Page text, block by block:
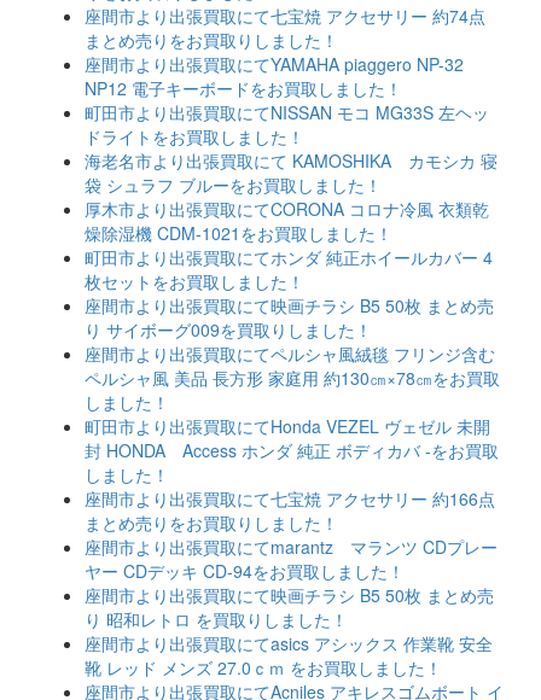
座間市より出張買取にて七宝焼 アクセサリー 約74点
まとめ売りをお買取りしました！
座間市より出張買取にてYAMAHA piaggero NP-32
NP12 電子キーボードをお買取しました！
町田市より出張買取にてNISSAN モコ MG33S 左ヘッ
ドライトをお買取しました！
海老名市より出張買取にて KAMOSHIKA カモシカ 寝
袋 シュラフ ブルーをお買取しました！
厚木市より出張買取にてCORONA コロナ冷風 衣類乾
燥除湿機 CDM-1021をお買取しました！
町田市より出張買取にてホンダ 純正ホイールカバー 4
枚セットをお買取しました！
座間市より出張買取にて映画チラシ B5 50枚 まとめ売
り サイボーグ009を買取りしました！
座間市より出張買取にてペルシャ風絨毯 フリンジ含む
ペルシャ風 美品 長方形 家庭用 約130㎝×78㎝をお買取
しました！
町田市より出張買取にてHonda VEZEL ヴェゼル 未開
封 HONDA Access ホンダ 純正 ボディカバ -をお買取
しました！
座間市より出張買取にて七宝焼 アクセサリー 約166点
まとめ売りをお買取りしました！
座間市より出張買取にてmarantz マランツ CDプレー
ヤー CDデッキ CD-94をお買取しました！
座間市より出張買取にて映画チラシ B5 50枚 まとめ売
り 昭和レトロ を買取りしました！
座間市より出張買取にてasics アシックス 作業靴 安全
靴 レッド メンズ 27.0ｃｍ をお買取しました！
座間市より出張買取にてAcniles アキレスゴムボート イ